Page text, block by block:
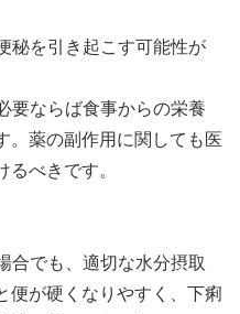
秘を引き起こす可能性が
要ならば食事からの栄養
。薬の副作用に関しても医
べきです。
合でも、適切な水分摂取
便が硬くなりやすく、下痢